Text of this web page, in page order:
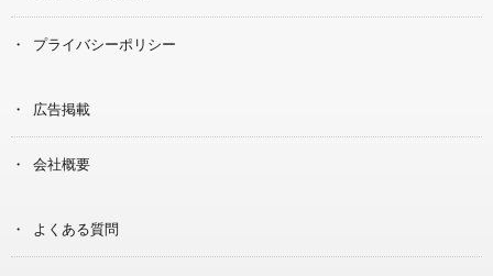
プライバシーポリシー
広告掲載
会社概要
よくある質問